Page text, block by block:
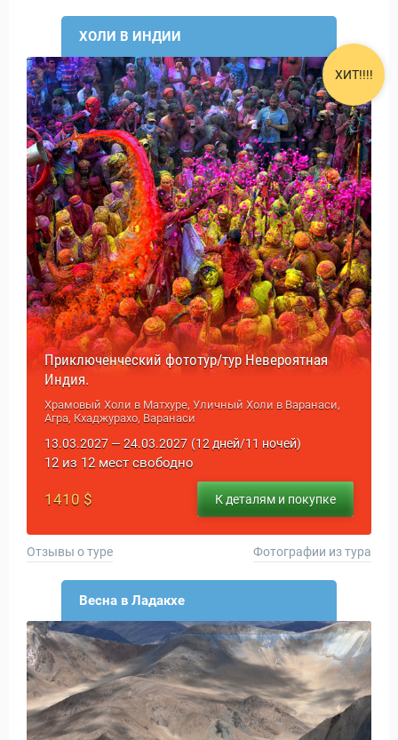
ХОЛИ В ИНДИИ
Приключенческий фототур/тур Невероятная
Индия.
Храмовый Холи в Матхуре, Уличный Холи в Варанаси,
Агра, Кхаджурахо, Варанаси
13.03.2027 — 24.03.2027 (12 дней/11 ночей)
ХИТ!!!!
12 из 12 мест свободно
1410 $ К деталям и покупке
Отзывы о туре Фотографии из тура
Весна в Ладакхе